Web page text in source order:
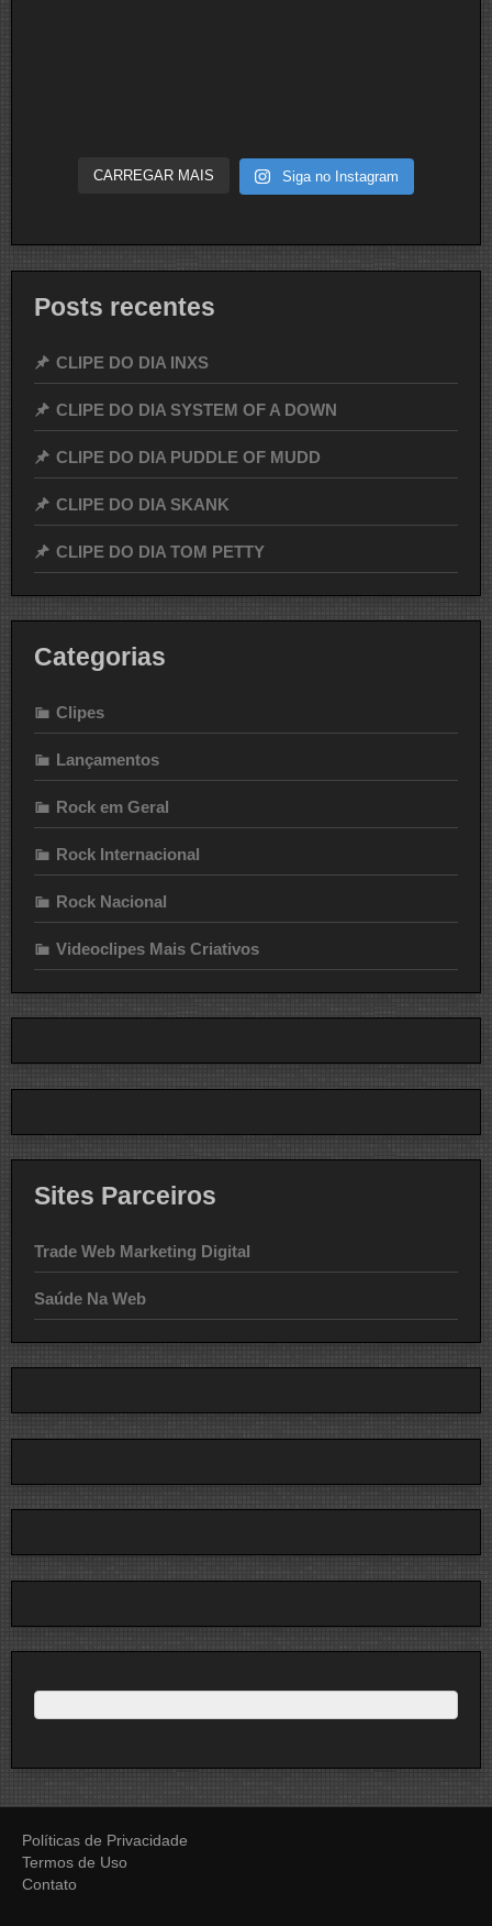
CARREGAR MAIS Siga no Instagram
Posts recentes
CLIPE DO DIA INXS
CLIPE DO DIA SYSTEM OF A DOWN
CLIPE DO DIA PUDDLE OF MUDD
CLIPE DO DIA SKANK
CLIPE DO DIA TOM PETTY
Categorias
Clipes
Lançamentos
Rock em Geral
Rock Internacional
Rock Nacional
Videoclipes Mais Criativos
Sites Parceiros
Trade Web Marketing Digital
Saúde Na Web
Políticas de Privacidade
Termos de Uso
Contato